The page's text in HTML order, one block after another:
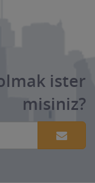
ister
misiniz?